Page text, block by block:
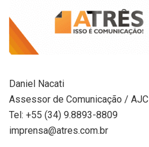
Daniel Nacati
Assessor de Comunicação / AJC
Tel: +55 (34) 9.8893-8809
imprensa@atres.com.br